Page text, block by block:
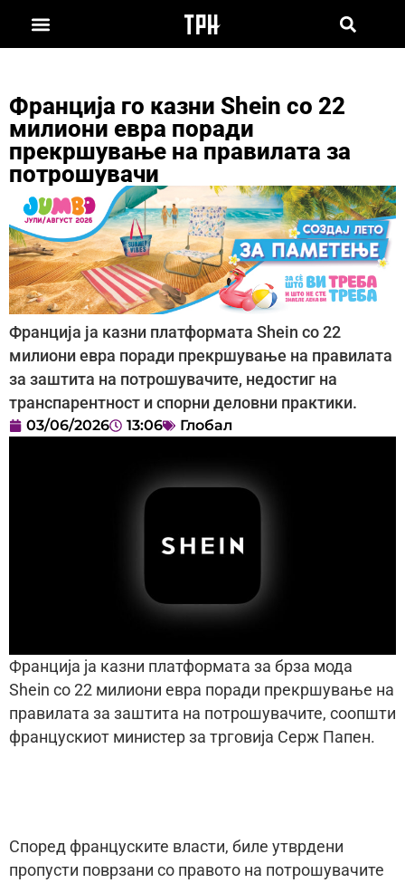
Франција го казни Shein со 22
милиони евра поради
прекршување на правилата за
потрошувачи
Франција ја казни платформата Shein со 22
милиони евра поради прекршување на правилата
за заштита на потрошувачите, недостиг на
транспарентност и спорни деловни практики.
03/06/2026 13:06 Глобал
Франција ја казни платформата за брза мода
Shein со 22 милиони евра поради прекршување на
правилата за заштита на потрошувачите, соопшти
францускиот министер за трговија Серж Папен.
Според француските власти, биле утврдени
пропусти поврзани со правото на потрошувачите